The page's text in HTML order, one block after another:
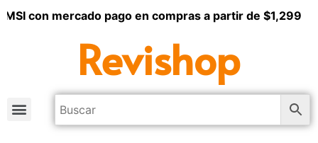
con mercado pago en compras a partir de $1,299
Revishop